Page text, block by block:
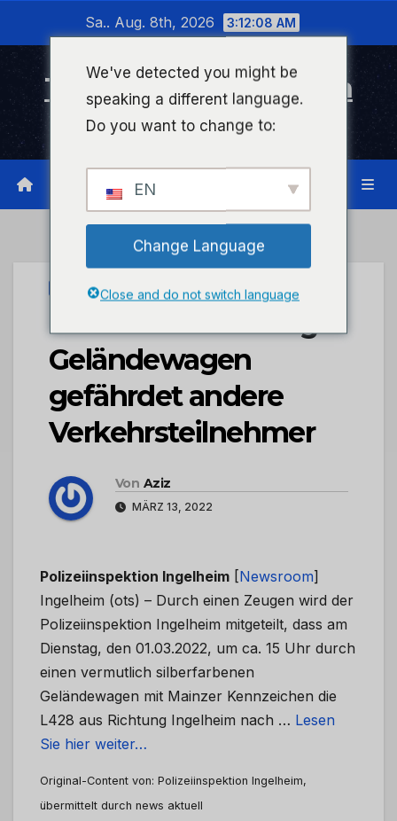
wechseln
Sa.. Aug. 8th, 2026 3:12:08 AM
Timeline Bad Kreuznach
Infonetzwerk für Bad Kreuznach
UNCATEGORIZED
POL-PIING: Auffälliger
Geländewagen
gefährdet andere
Verkehrsteilnehmer
Von Aziz
MÄRZ 13, 2022
Polizeiinspektion Ingelheim [Newsroom]
Ingelheim (ots) – Durch einen Zeugen wird der
Polizeiinspektion Ingelheim mitgeteilt, dass am
Dienstag, den 01.03.2022, um ca. 15 Uhr durch
einen vermutlich silberfarbenen
Geländewagen mit Mainzer Kennzeichen die
L428 aus Richtung Ingelheim nach … Lesen
Sie hier weiter…
Original-Content von: Polizeiinspektion Ingelheim,
übermittelt durch news aktuell
We've detected you might be
speaking a different language.
Do you want to change to:
EN
Change Language
Close and do not switch language